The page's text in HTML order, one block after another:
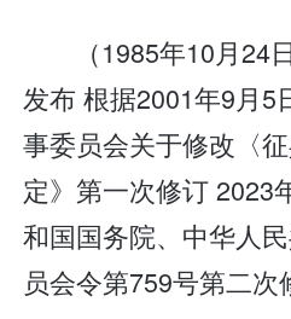
（1985年10月
发布 根据2001年9月5
事委员会关于修改〈
定》第一次修订 2023
和国国务院、中华人
员会令第759号第二次